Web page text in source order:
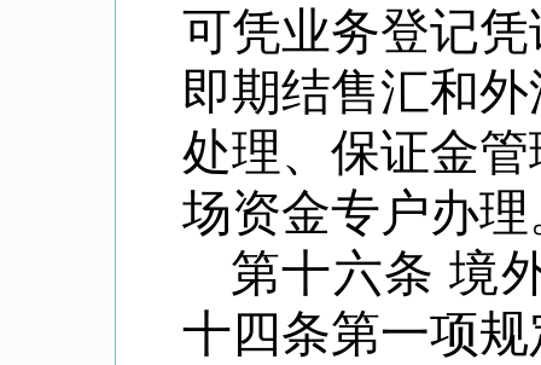
可凭业务登记
即期结售汇和
处理、保证金
场资金专户办理
第十六条 境
十四条第一项